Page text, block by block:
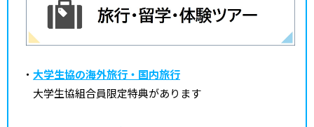
・ 大学生協の海外旅行・国内旅行
大学生協組合員限定特典があります